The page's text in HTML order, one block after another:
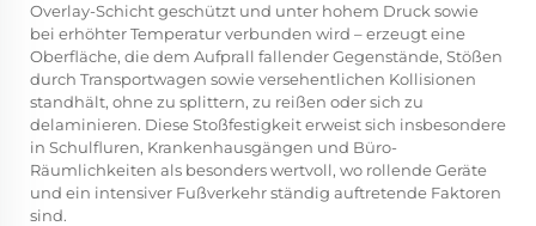
Overlay-Schicht geschützt und unter hohem Druck sowie
bei erhöhter Temperatur verbunden wird – erzeugt eine
Oberfläche, die dem Aufprall fallender Gegenstände, Stößen
durch Transportwagen sowie versehentlichen Kollisionen
standhält, ohne zu splittern, zu reißen oder sich zu
delaminieren. Diese Stoßfestigkeit erweist sich insbesondere
in Schulfluren, Krankenhausgängen und Büro-
Räumlichkeiten als besonders wertvoll, wo rollende Geräte
und ein intensiver Fußverkehr ständig auftretende Faktoren
sind.